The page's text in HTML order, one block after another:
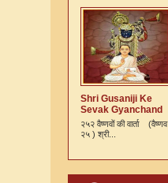
Shri Gusaniji Ke
Sevak Gyanchand
Ki Varta
२५२ वैष्णवों की वार्ता (वैष्णव
२५ ) श्री...